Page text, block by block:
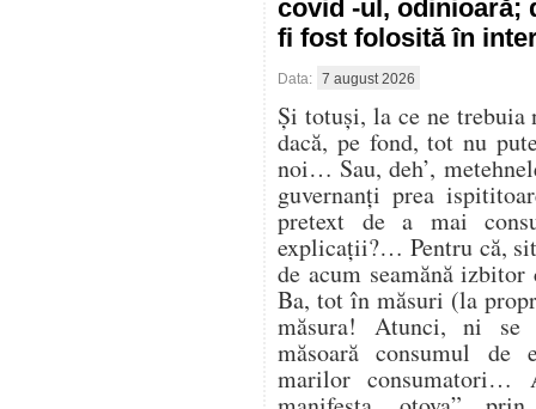
covid -ul, odinioară;
fi fost folosită în
Data: 7 august 2026
Și totuși, la ce ne trebuia
dacă, pe fond, tot nu
noi… Sau, deh’,
guvernanți prea
pretext de a mai
explicații?… Pentru că,
de acum seamănă
Ba, tot în măsuri (la
măsura! Atunci, ni se
măsoară consumul de
marilor consumatori…